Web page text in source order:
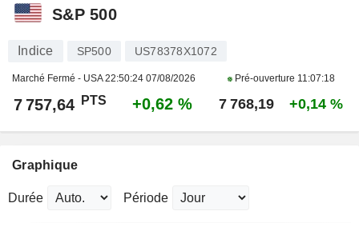
S&P 500
Indice SP500 US78378X1072
Marché Fermé - USA22:50:24 07/08/2026 Pré-ouverture 11:07:18
7 757,64 PTS +0,62 % 7 768,19 +0,14 %
Graphique
Durée Période